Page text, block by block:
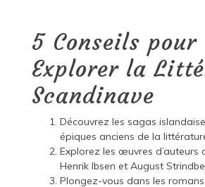
5 Conseils pour
Explorer la
Scandinave
Découvrez les sagas
épiques anciens de la
Explorez les œuvres d’auteurs
Henrik Ibsen et August
Plongez-vous dans les